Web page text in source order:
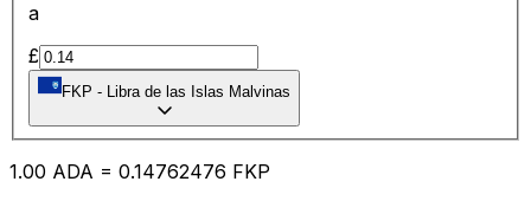
a
£
FKP - Libra de las Islas Malvinas
1.00 ADA = 0.14762476 FKP